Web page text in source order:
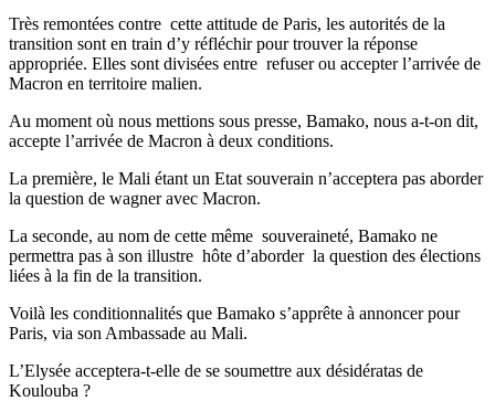
Très remontées contre cette attitude de Paris, les autorités de la
transition sont en train d’y réfléchir pour trouver la réponse
appropriée. Elles sont divisées entre refuser ou accepter l’arrivée de
Macron en territoire malien.
Au moment où nous mettions sous presse, Bamako, nous a-t-on dit,
accepte l’arrivée de Macron à deux conditions.
La première, le Mali étant un Etat souverain n’acceptera pas aborder
la question de wagner avec Macron.
La seconde, au nom de cette même souveraineté, Bamako ne
permettra pas à son illustre hôte d’aborder la question des élections
liées à la fin de la transition.
Voilà les conditionnalités que Bamako s’apprête à annoncer pour
Paris, via son Ambassade au Mali.
L’Elysée acceptera-t-elle de se soumettre aux désidératas de
Koulouba ?